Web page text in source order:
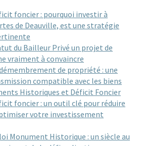
foncier : pourquoi investir à
de Deauville, est une stratégie
du Bailleur Privé un projet de
vraiment à convaincre
de propriété : une
compatible avec les biens
Historiques et Déficit Foncier
foncier : un outil clé pour réduire
votre investissement
Monument Historique : un siècle au